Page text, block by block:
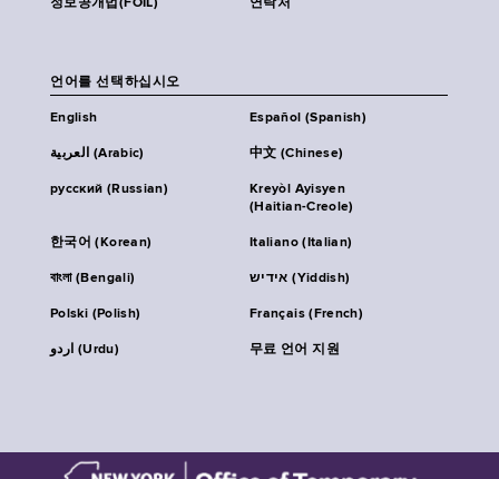
정보공개법(FOIL) 연락처
언어를 선택하십시오
English Español (Spanish)
العربية (Arabic) 中文 (Chinese)
русский (Russian)
Kreyòl Ayisyen
(Haitian-Creole)
한국어 (Korean) Italiano (Italian)
বাংলা (Bengali) אידיש (Yiddish)
Polski (Polish) Français (French)
اردو (Urdu) 무료 언어 지원